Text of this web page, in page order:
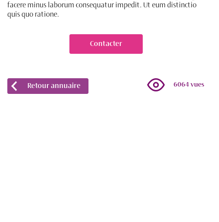
facere minus laborum consequatur impedit. Ut eum distinctio
quis quo ratione.
Contacter
Retour annuaire 6064 vues